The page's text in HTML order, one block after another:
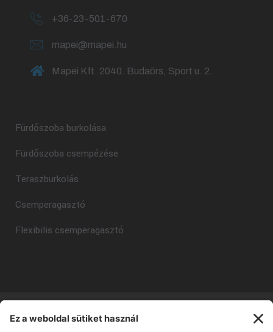
+36-23-501-670
mapei@mapei.hu
Mapei Kft. 2040. Budaörs, Sport u. 2.
Fürdőszoba burkolása
Fürdőszoba csempézése
Teraszburkolás
Csemperagasztó
Flexibilis csemperagasztó
Copyright © Mapei Kft - 2025